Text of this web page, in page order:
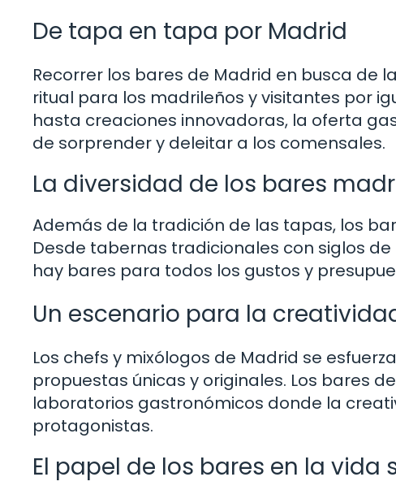
De tapa en tapa por Madrid
Recorrer los bares de Madrid en busca de
ritual para los madrileños y visitantes por
hasta creaciones innovadoras, la oferta
de sorprender y deleitar a los comensales.
La diversidad de los bares
Además de la tradición de las tapas, los
Desde tabernas tradicionales con siglos
hay bares para todos los gustos y
Un escenario para la
Los chefs y mixólogos de Madrid se
propuestas únicas y originales. Los bares
laboratorios gastronómicos donde la
protagonistas.
El papel de los bares en la vida